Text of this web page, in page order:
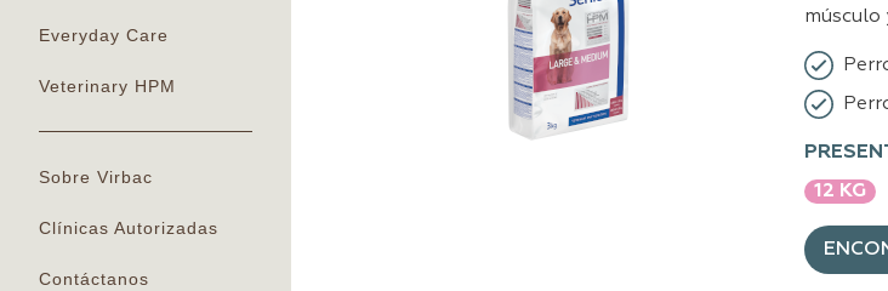
Everyday Care
Veterinary HPM
Sobre Virbac
Clínicas Autorizadas
Contáctanos
12 KG